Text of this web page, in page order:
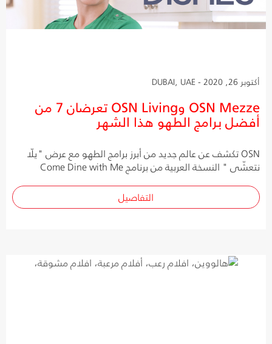
أكتوبر 26, 2020 - DUBAI, UAE
OSN Mezze وOSN Living تعرضان 7 من
أفضل برامج الطهو هذا الشهر
OSN تكشف عن عالم جديد من أبرز برامج الطهو مع عرض "يلّا
نتعشّى " النسخة العربية من برنامج Come Dine with Me
التفاصيل